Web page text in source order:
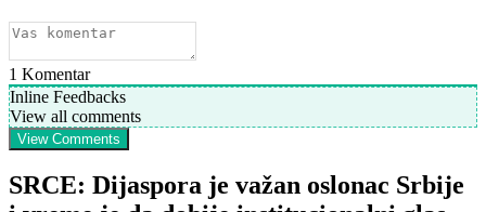
1 Komentar
Inline Feedbacks
View all comments
View Comments
SRCE: Dijaspora je važan oslonac Srbije